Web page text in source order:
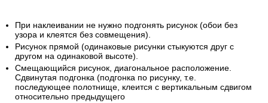
При наклеивании не нужно подгонять рисунок (обои без
узора и клеятся без совмещения).
Рисунок прямой (одинаковые рисунки стыкуются друг с
другом на одинаковой высоте).
Смещающийся рисунок, диагональное расположение.
Сдвинутая подгонка (подгонка по рисунку, т.е.
последующее полотнище, клеится с вертикальным сдвигом
относительно предыдущего